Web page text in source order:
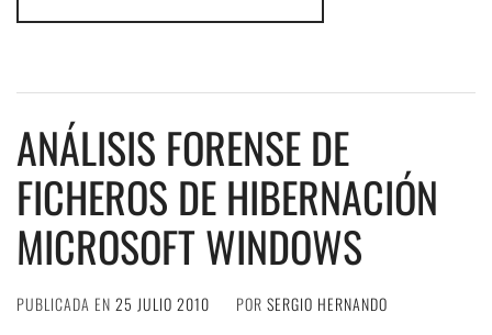
ANÁLISIS FORENSE DE
FICHEROS DE HIBERNACIÓN
MICROSOFT WINDOWS
PUBLICADA EN 25 JULIO 2010 POR SERGIO HERNANDO